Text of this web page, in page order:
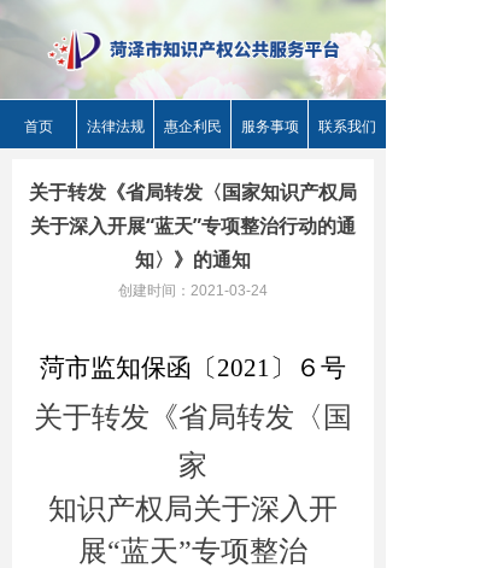
首页 法律法规 惠企利民 服务事项 联系我们
关于转发《省局转发〈国家知识产权局
关于深入开展“蓝天”专项整治行动的通
知〉》的通知
创建时间： 2021-03-24
菏市监知保函〔2021〕 ６ 号
关于转发《省局转发〈国
家
知识产权局关于深入开
展“蓝天”专项整治